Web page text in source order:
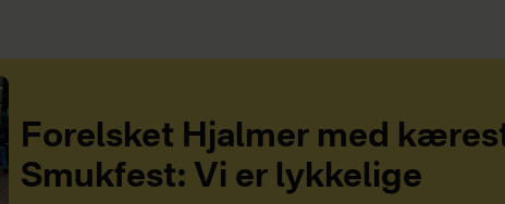
Forelsket Hjalmer med
Smukfest: Vi er lykkelige